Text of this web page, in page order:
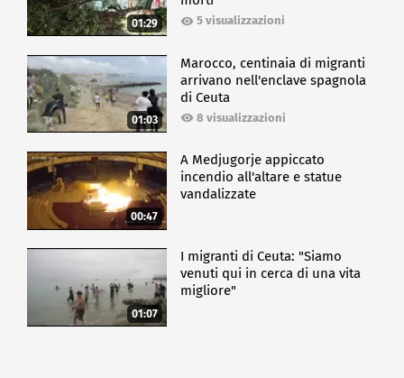
01:29 5 visualizzazioni
01:03
Marocco, centinaia di migranti
arrivano nell'enclave spagnola
di Ceuta
8 visualizzazioni
00:47
A Medjugorje appiccato
incendio all'altare e statue
vandalizzate
01:07
I migranti di Ceuta: "Siamo
venuti qui in cerca di una vita
migliore"